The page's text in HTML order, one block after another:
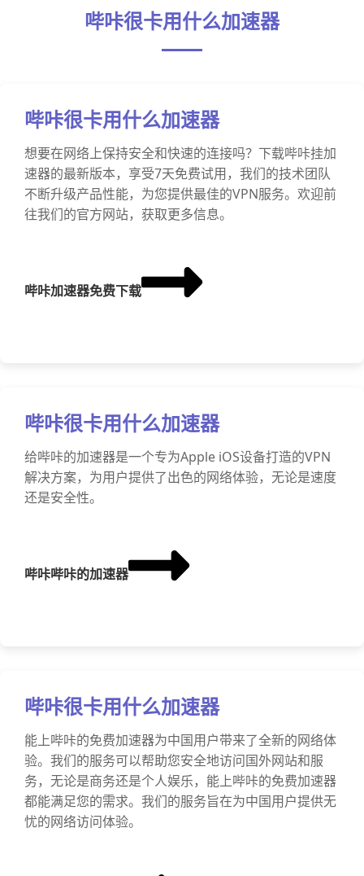
哔咔很卡用什么加速器
哔咔很卡用什么加速器
想要在网络上保持安全和快速的连接吗？下载哔咔挂加
速器的最新版本，享受7天免费试用，我们的技术团队
不断升级产品性能，为您提供最佳的VPN服务。欢迎前
往我们的官方网站，获取更多信息。
哔咔加速器免费下载
哔咔很卡用什么加速器
给哔咔的加速器是一个专为Apple iOS设备打造的VPN
解决方案，为用户提供了出色的网络体验，无论是速度
还是安全性。
哔咔哔咔的加速器
哔咔很卡用什么加速器
能上哔咔的免费加速器为中国用户带来了全新的网络体
验。我们的服务可以帮助您安全地访问国外网站和服
务，无论是商务还是个人娱乐，能上哔咔的免费加速器
都能满足您的需求。我们的服务旨在为中国用户提供无
忧的网络访问体验。